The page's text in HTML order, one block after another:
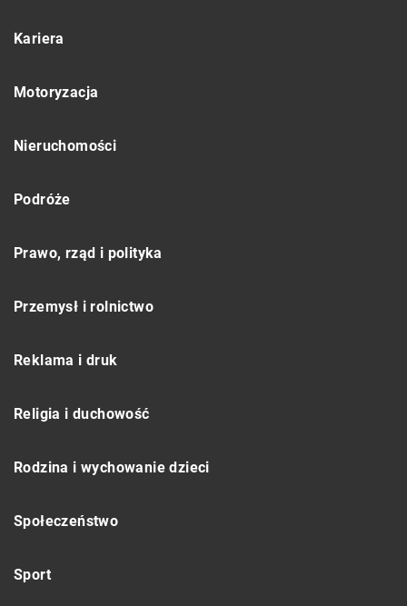
Kariera
Motoryzacja
Nieruchomości
Podróże
Prawo, rząd i polityka
Przemysł i rolnictwo
Reklama i druk
Religia i duchowość
Rodzina i wychowanie dzieci
Społeczeństwo
Sport